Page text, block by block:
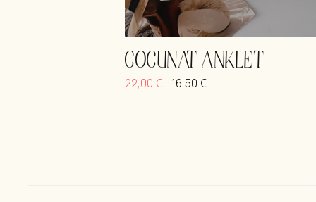
COCUNAT ANKLET
22,00€ 16,50€